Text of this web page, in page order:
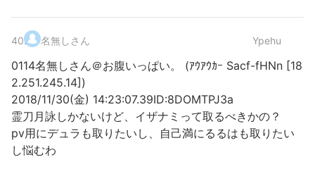
40. 名無しさん Ypehu
0114名無しさん＠お腹いっぱい。 (ｱｳｱｳｶｰ Sacf-fHNn [18
2.251.245.14])
2018/11/30(金) 14:23:07.39ID:8DOMTPJ3a
霊刀月詠しかないけど、イザナミって取るべきかの？
pv用にデュラも取りたいし、自己満にるるはも取りたい
し悩むわ